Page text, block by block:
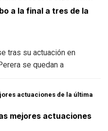
a la final a tres de la
tras su actuación en
se quedan a
mejores actuaciones